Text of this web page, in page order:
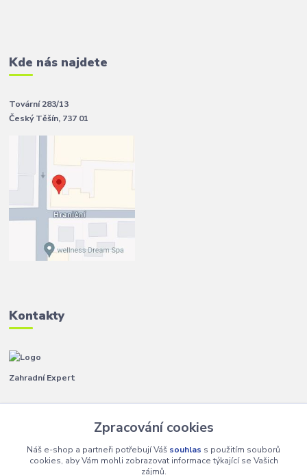
Kde nás najdete
Tovární 283/13
Český Těšín, 737 01
Kontakty
Zahradní Expert
info@zahradniexpert.cz
Zpracování cookies
Náš e-shop a partneři potřebují Váš souhlas s použitím souborů
cookies, aby Vám mohli zobrazovat informace týkající se Vašich
zájmů.